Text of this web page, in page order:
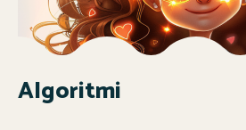
Algoritmi